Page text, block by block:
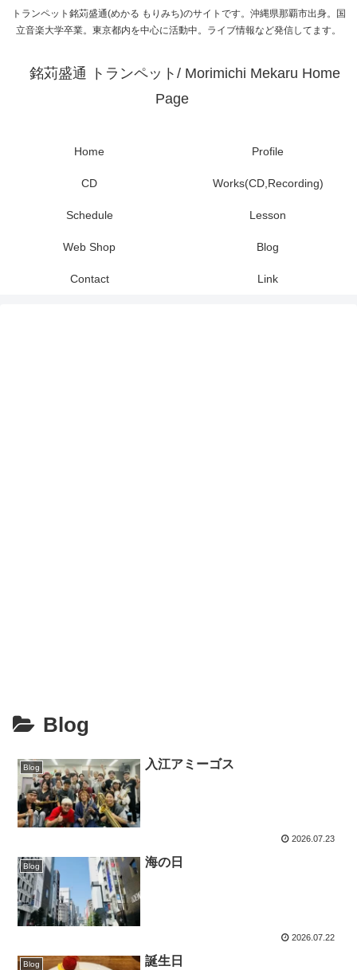
トランペット銘苅盛通(めかる もりみち)のサイトです。沖縄県那覇市出身。国
立音楽大学卒業。東京都内を中心に活動中。ライブ情報など発信してます。
銘苅盛通 トランペット/ Morimichi Mekaru Home
Page
Home Profile
CD Works(CD,Recording)
Schedule Lesson
Web Shop Blog
Contact Link
Blog
Blog 入江アミーゴス
2026.07.23
Blog 海の日
2026.07.22
Blog 誕生日